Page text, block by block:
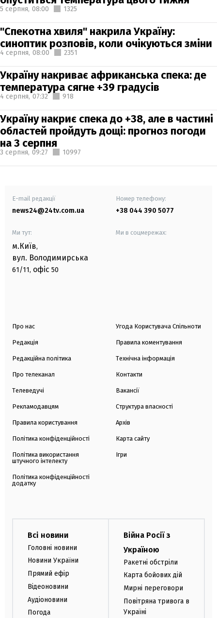
5 серпня, 08:00 1325
"Спекотна хвиля" накрила Україну:
синоптик розповів, коли очікуються зміни
4 серпня, 08:00 2351
Україну накриває африканська спека: де
температура сягне +39 градусів
4 серпня, 07:32 918
Україну накриє спека до +38, але в частині
областей пройдуть дощі: прогноз погоди
на 3 серпня
3 серпня, 09:27 10997
E-mail редакції
news24@24tv.com.ua
Номер телефону:
+38 044 390 5077
Ми тут:
м.Київ,
вул. Володимирська
61/11, офіс 50
Ми в соцмережах:
Про нас
Редакція
Редакційна політика
Про телеканал
Телеведучі
Рекламодавцям
Правила користування
Політика конфіденційності
Політика використання
штучного інтелекту
Політика конфіденційності
додатку
Угода Користувача Спільноти
Правила коментування
Технічна інформація
Контакти
Вакансії
Структура власності
Архів
Карта сайту
Ігри
Всі новини
Головні новини
Новини України
Прямий ефір
Відеоновини
Аудіоновини
Погода
Війна Росії з
Україною
Ракетні обстріли
Карта бойових дій
Мирні переговори
Повітряна тривога в
Україні